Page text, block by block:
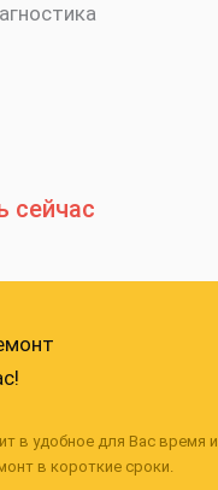
сейчас
в удобное для Вас время и
в короткие сроки.